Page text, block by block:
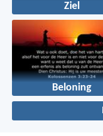
Ziel
Beloning